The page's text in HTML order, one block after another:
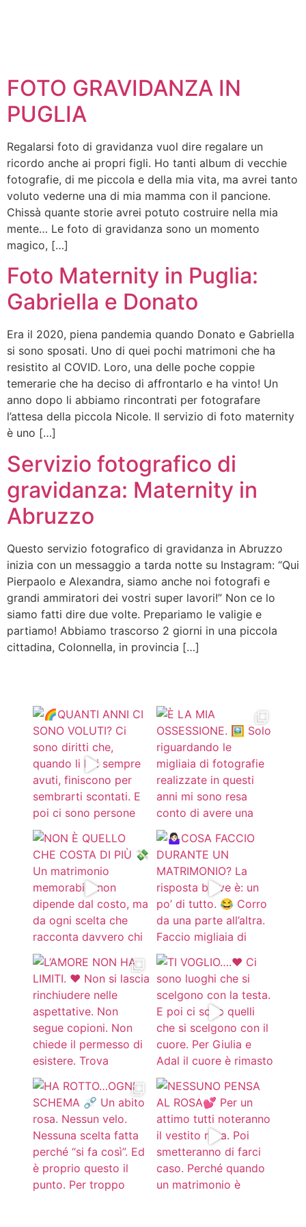
FOTO GRAVIDANZA IN
PUGLIA
Regalarsi foto di gravidanza vuol dire regalare un
ricordo anche ai propri figli. Ho tanti album di vecchie
fotografie, di me piccola e della mia vita, ma avrei tanto
voluto vederne una di mia mamma con il pancione.
Chissà quante storie avrei potuto costruire nella mia
mente… Le foto di gravidanza sono un momento
magico, […]
Foto Maternity in Puglia:
Gabriella e Donato
Era il 2020, piena pandemia quando Donato e Gabriella
si sono sposati. Uno di quei pochi matrimoni che ha
resistito al COVID. Loro, una delle poche coppie
temerarie che ha deciso di affrontarlo e ha vinto! Un
anno dopo li abbiamo rincontrati per fotografare
l’attesa della piccola Nicole. Il servizio di foto maternity
è uno […]
Servizio fotografico di
gravidanza: Maternity in
Abruzzo
Questo servizio fotografico di gravidanza in Abruzzo
inizia con un messaggio a tarda notte su Instagram: “Qui
Pierpaolo e Alexandra, siamo anche noi fotografi e
grandi ammiratori dei vostri super lavori!” Non ce lo
siamo fatti dire due volte. Prepariamo le valigie e
partiamo! Abbiamo trascorso 2 giorni in una piccola
cittadina, Colonnella, in provincia […]